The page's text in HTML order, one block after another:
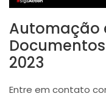
Automação
2023
Entre em contato